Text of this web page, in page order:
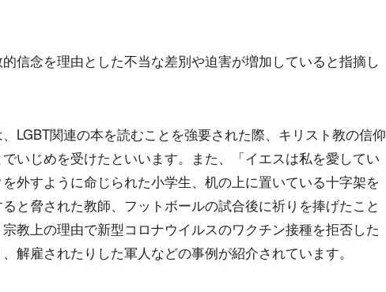
信念を理由とした不当な差別や迫害が増加していると指摘し
LGBT関連の本を読むことを強要された際、キリスト教の信仰
いじめを受けたといいます。また、「イエスは私を愛してい
外すように命じられた小学生、机の上に置いている十字架を
と脅された教師、フットボールの試合後に祈りを捧げたこと
教上の理由で新型コロナウイルスのワクチン接種を拒否した
解雇されたりした軍人などの事例が紹介されています。